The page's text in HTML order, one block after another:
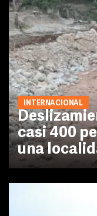
INTERNACIONAL
casi 400
una